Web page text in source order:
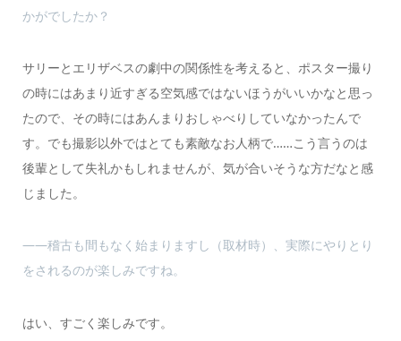
かがでしたか？
サリーとエリザベスの劇中の関係性を考えると、ポスター撮り
の時にはあまり近すぎる空気感ではないほうがいいかなと思っ
たので、その時にはあんまりおしゃべりしていなかったんで
す。でも撮影以外ではとても素敵なお人柄で……こう言うのは
後輩として失礼かもしれませんが、気が合いそうな方だなと感
じました。
――稽古も間もなく始まりますし（取材時）、実際にやりとり
をされるのが楽しみですね。
はい、すごく楽しみです。